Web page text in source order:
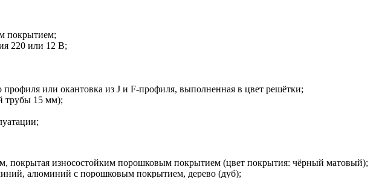
покрытием;
220 или 12 В;
или окантовка из J и F-профиля, выполненная в цвет решётки;
трубы 15 мм);
покрытая износостойким порошковым покрытием (цвет покрытия: чёрный матовый);
алюминий с порошковым покрытием, дерево (дуб);